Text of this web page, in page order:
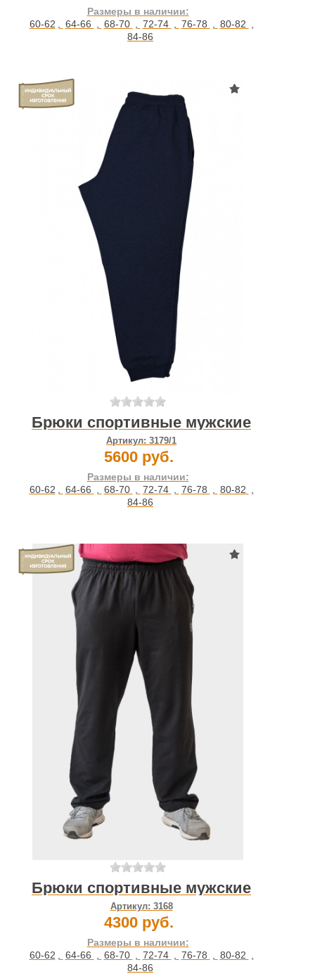
Размеры в наличии:
60-62 , 64-66 , 68-70 , 72-74 , 76-78 , 80-82 ,
84-86
Брюки спортивные мужские
Артикул: 3179/1
5600 руб.
Размеры в наличии:
60-62 , 64-66 , 68-70 , 72-74 , 76-78 , 80-82 ,
84-86
Брюки спортивные мужские
Артикул: 3168
4300 руб.
Размеры в наличии:
60-62 , 64-66 , 68-70 , 72-74 , 76-78 , 80-82 ,
84-86